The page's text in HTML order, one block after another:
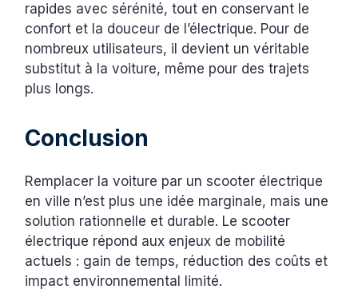
rapides avec sérénité, tout en conservant le
confort et la douceur de l’électrique. Pour de
nombreux utilisateurs, il devient un véritable
substitut à la voiture, même pour des trajets
plus longs.
Conclusion
Remplacer la voiture par un scooter électrique
en ville n’est plus une idée marginale, mais une
solution rationnelle et durable. Le scooter
électrique répond aux enjeux de mobilité
actuels : gain de temps, réduction des coûts et
impact environnemental limité.